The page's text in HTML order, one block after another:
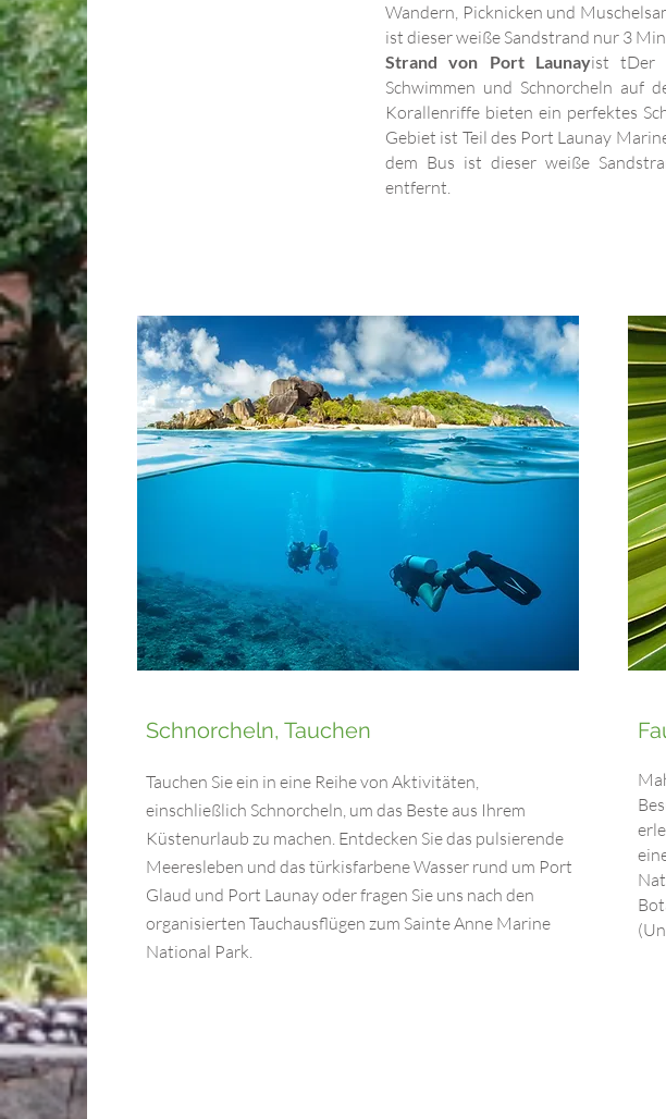
Wandern, Picknicken und
ist dieser weiße Sandstrand nur 3
Strand von Port Launayist tDer
Schwimmen und Schnorcheln auf
Korallenriffe bieten ein perfektes
Gebiet ist Teil des Port Launay
dem Bus ist dieser weiße
entfernt.
Schnorcheln, Tauchen
Tauchen Sie ein in eine Reihe von Aktivitäten,
einschließlich Schnorcheln, um das Beste aus Ihrem
Küstenurlaub zu machen. Entdecken Sie das pulsierende
Meeresleben und das türkisfarbene Wasser rund um Port
Glaud und Port Launay oder fragen Sie uns nach den
organisierten Tauchausflügen zum Sainte Anne Marine
National Park.